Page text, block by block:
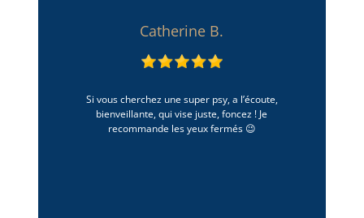
Catherine B.
Si vous cherchez une super psy, a l’écoute,
bienveillante, qui vise juste, foncez ! Je
recommande les yeux fermés 😉